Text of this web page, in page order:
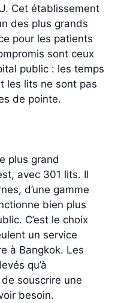
Cet établissement
des plus grands
pour les patients
sont ceux
public : les temps
les lits ne sont pas
de pointe.
plus grand
avec 301 lits. Il
d’une gamme
bien plus
C’est le choix
un service
à Bangkok. Les
qu’à
de souscrire une
besoin.